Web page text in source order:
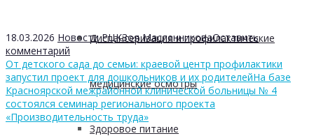
Диспансеризация и профилактические
медицинские осмотры
Здоровое питание
18.03.2026 Новости РЦКЗоя МасленниковаОставить
комментарий
От детского сада до семьи: краевой центр профилактики
запустил проект для дошкольников и их родителейНа базе
Красноярской межрайонной клинической больницы № 4
состоялся семинар регионального проекта
«Производительность труда»